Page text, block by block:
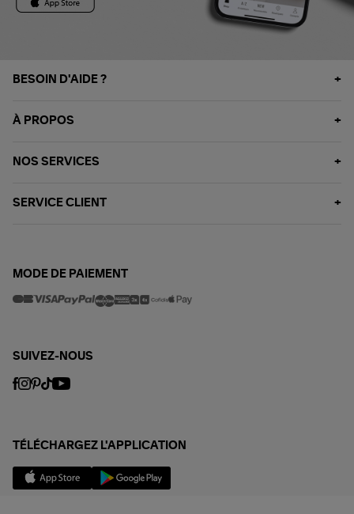
BESOIN D'AIDE ?
À PROPOS
NOS SERVICES
SERVICE CLIENT
MODE DE PAIEMENT
SUIVEZ-NOUS
TÉLÉCHARGEZ L'APPLICATION